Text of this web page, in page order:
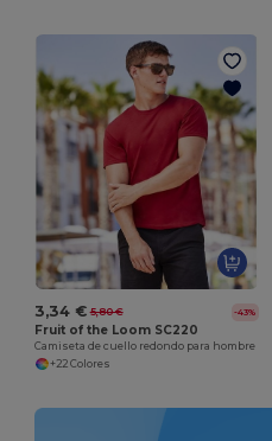
3,34 € 5,80 € -43%
Fruit of the Loom SC220
Camiseta de cuello redondo para hombre
+22 Colores